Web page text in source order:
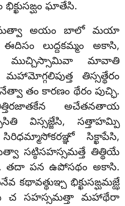
ఘాతేసి.
అయం బాలో మయా
లుద్దకమ్మం అకాసి,
ముచ్చిస్సామివా మావాతి
తిస్సత్థేరం
తం కారణం థేరం పుచ్ఛి.
అచేతనతాయ
విస్సజ్జేసి, సత్తాహమ్పి
సిక్ఖాపేసి,
సట్ఠిసహస్సమత్తే తిత్థియే
తదా పన ఉపోసథం అకాసి.
భిక్ఖుసఙ్ఘమజ్ఝే
సహస్సమత్తా మహాథేరా